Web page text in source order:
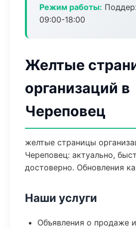
Режим работы:
09:00-18:00
Желтые
организаций в
Череповец
желтые страницы
Череповец: актуально,
достоверно. Обновления
Наши услуги
Объявления о продаже